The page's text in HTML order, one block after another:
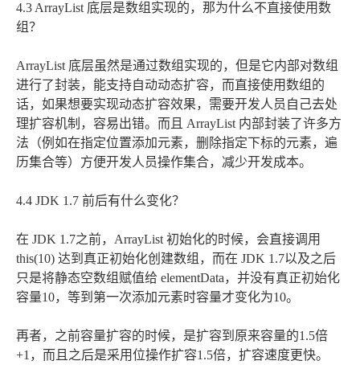
4.3 ArrayList 底层是数组实现的，那为什么不直接使用数
组？
ArrayList 底层虽然是通过数组实现的，但是它内部对数组
进行了封装，能支持自动动态扩容，而直接使用数组的
话，如果想要实现动态扩容效果，需要开发人员自己去处
理扩容机制，容易出错。而且 ArrayList 内部封装了许多方
法（例如在指定位置添加元素，删除指定下标的元素，遍
历集合等）方便开发人员操作集合，减少开发成本。
4.4 JDK 1.7 前后有什么变化？
在 JDK 1.7之前，ArrayList 初始化的时候，会直接调⽤
this(10) 达到真正初始化创建数组，而在 JDK 1.7以及之后
只是将静态空数组赋值给 elementData，并没有真正初始化
容量10，等到第一次添加元素时容量才变化为10。
再者，之前容量扩容的时候，是扩容到原来容量的1.5倍
+1，而且之后是采用位操作扩容1.5倍，扩容速度更快。